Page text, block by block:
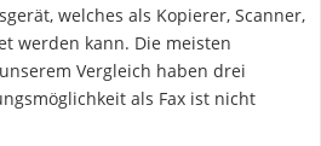
welches als Kopierer, Scanner,
werden kann. Die meisten
Vergleich haben drei
als Fax ist nicht